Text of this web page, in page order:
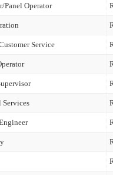
Panel Operator
Service